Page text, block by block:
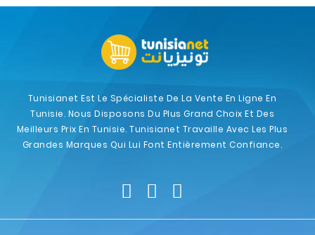
Tunisianet Est Le Spécialiste De La Vente En Ligne En
Tunisie. Nous Disposons Du Plus Grand Choix Et Des
Meilleurs Prix En Tunisie. Tunisianet Travaille Avec Les Plus
Grandes Marques Qui Lui Font Entièrement Confiance.